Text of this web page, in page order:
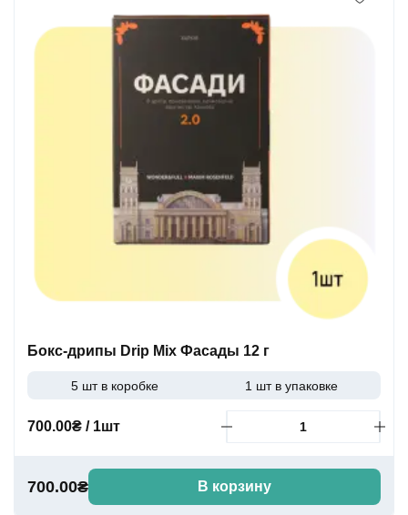
Бокс-дрипы Drip Mix Фасады 12 г
5 шт в коробке 1 шт в упаковке
700.00₴ / 1шт
700.00₴ В корзину